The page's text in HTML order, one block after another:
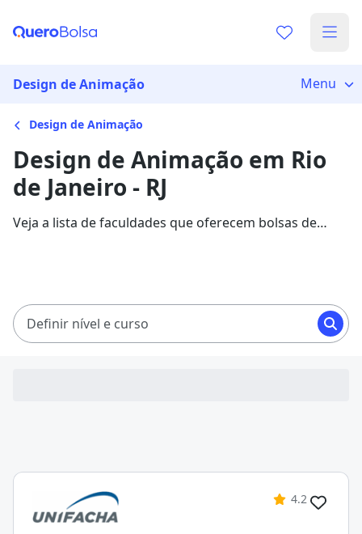
Design de Animação Menu
Design de Animação
Design de Animação em Rio
de Janeiro - RJ
Veja a lista de faculdades que oferecem bolsas de
Definir nível e curso
4.2